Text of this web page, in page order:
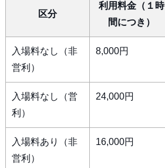
区分
利用料金（１時
間につき）
入場料なし（非
営利）
8,000円
入場料なし（営
利）
24,000円
入場料あり（非
営利）
16,000円